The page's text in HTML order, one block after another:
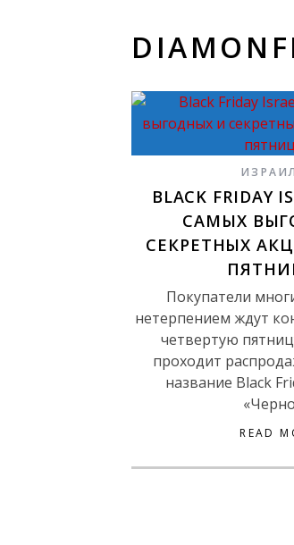
BLACK FRIDAY
САМЫХ
СЕКРЕТНЫХ
Покупатели
нетерпением ждут
четвертую
проходит
название Black
READ